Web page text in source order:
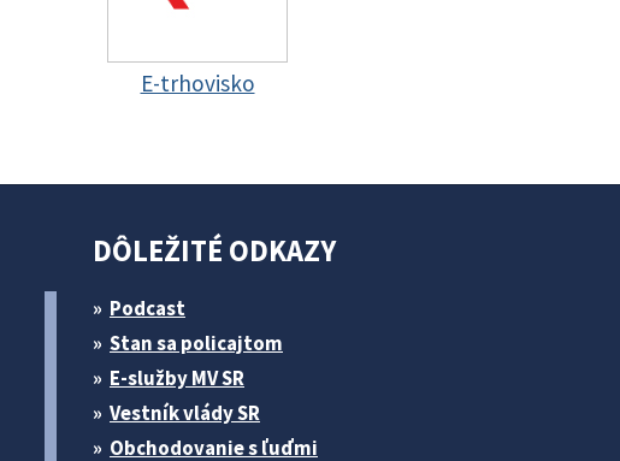
E-trhovisko
DÔLEŽITÉ ODKAZY
Podcast
Stan sa policajtom
E-služby MV SR
Vestník vlády SR
Obchodovanie s ľuďmi